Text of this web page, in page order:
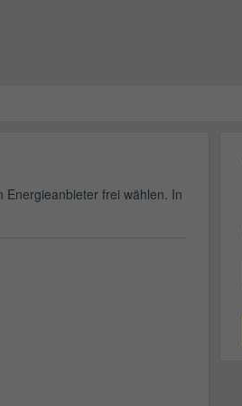
frei wählen. In